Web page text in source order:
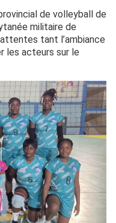
de volleyball de
militaire de
tant l’ambiance
les acteurs sur le